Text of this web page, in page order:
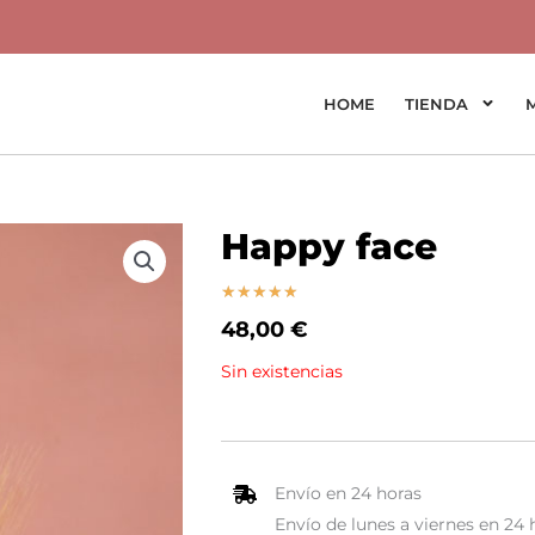
HOME TIENDA
Happy face
★★★★★
con
de
48,00 €
Sin existencias
Envío en 24 horas
Envío de lunes a viernes en